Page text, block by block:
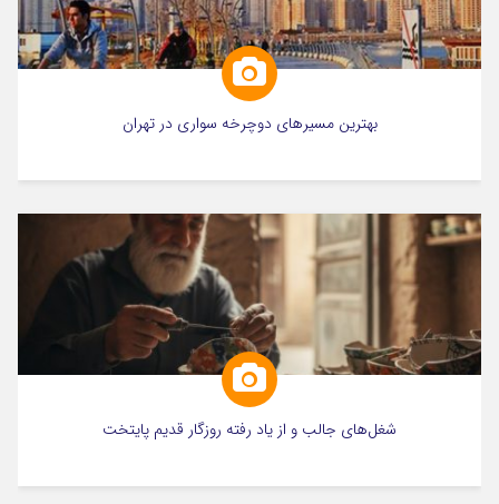
بهترین مسیرهای دوچرخه سواری در تهران
شغل‌های جالب و از یاد رفته روزگار قدیم پایتخت